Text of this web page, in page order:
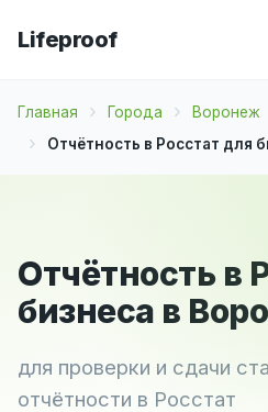
Lifeproof
Главная Города
Воронеж
Отчётность в Росстат для
Отчётность в
бизнеса в
для проверки и сдачи
отчётности в Росстат